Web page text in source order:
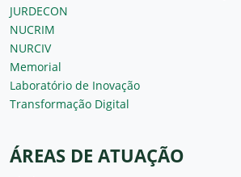
JURDECON
NUCRIM
NURCIV
Memorial
Laboratório de Inovação
Transformação Digital
ÁREAS DE ATUAÇÃO